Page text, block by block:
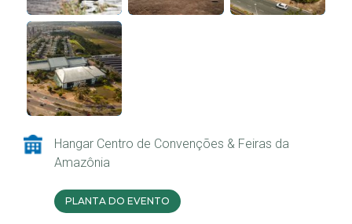
Hangar Centro de Convenções & Feiras da
Amazônia
PLANTA DO EVENTO